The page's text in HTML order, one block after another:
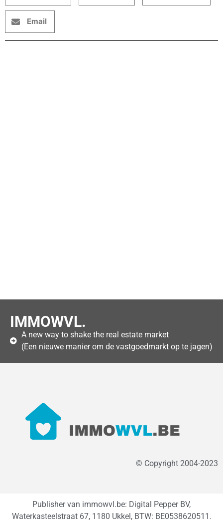
Email
IMMOWVL.
A new way to shake the real estate market
(Een nieuwe manier om de vastgoedmarkt op te jagen)
© Copyright 2004-2023
Publisher van immowvl.be: Digital Pepper BV,
Waterkasteelstraat 67, 1180 Ukkel, BTW: BE0538620511.